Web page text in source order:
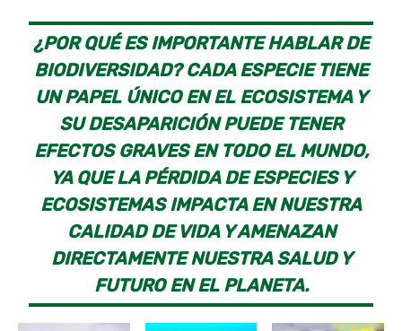
¿POR QUÉ ES IMPORTANTE HABLAR DE
BIODIVERSIDAD? CADA ESPECIE TIENE
UN PAPEL ÚNICO EN EL ECOSISTEMA Y
SU DESAPARICIÓN PUEDE TENER
EFECTOS GRAVES EN TODO EL MUNDO,
YA QUE LA PÉRDIDA DE ESPECIES Y
ECOSISTEMAS IMPACTA EN NUESTRA
CALIDAD DE VIDA Y AMENAZAN
DIRECTAMENTE NUESTRA SALUD Y
FUTURO EN EL PLANETA.